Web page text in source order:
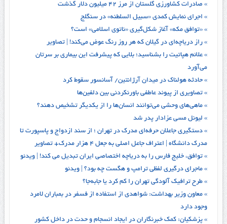
» صادرات کشاورزی گلستان از مرز ۴۲ میلیون دلار گذشت
» اجرای نمایش کمدی «سبیل السلطنه» در سنگلج
» «توافق مکه» آغاز شکل‌گیری «ناتوی اسلامی» است؟
» راز دریاچه‌ای در گیلان که هر روز رنگ عوض می‌کند! | تصاویر
» علائم هپاتیت را بشناسید؛ بلایی که پیشرفت این بیماری بر سرتان
می‌آورد
» حادثه هولناک در میدان آرژانتین/ آسانسور سقوط کرد
» تصاویری از پیوند عاطفی باورنکردنی بین دلفین‌ها
» ماهی‌های وحشی می‌توانند انسان‌ها را از یکدیگر تشخیص دهند؟
» لیونل مسی عزادار پدر شد
» دستگیری جاعلان حرفه‌ای مدرک در تهران ؛ از سند ازدواج و پاسپورت تا
مدرک دانشگاه | اعتراف جاعل اصلی به جعل ۴ هزار مدرک+ تصاویر
» توافق، خلیج فارس را به دریاچه اختصاصی ایران تبدیل می کند! | ویدئو
» ماجرای درگیری لفظی ترامپ و هگست چه بود؟ | ویدئو
» طرح ترافیک آلودگی تهران را کم کرد یا جابه‌جا؟
» معاون وزیر بهداشت: شواهدی از استفاده از فسفر در بمباران لامرد
وجود دارد
» پزشکیان: کمک خبرنگاران در ایجاد انسجام و حدت در داخل کشور